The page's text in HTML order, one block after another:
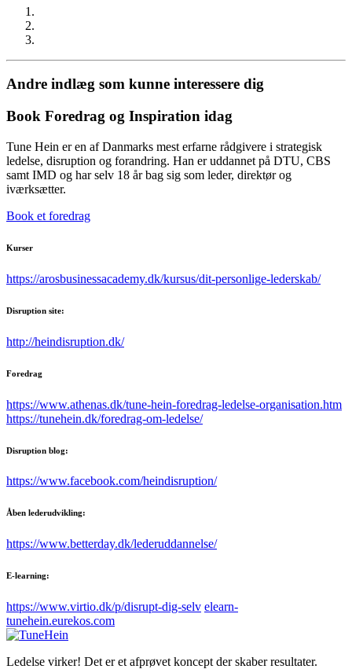
Andre indlæg som kunne interessere dig
Book Foredrag og Inspiration idag
Tune Hein er en af Danmarks mest erfarne rådgivere i strategisk
ledelse, disruption og forandring. Han er uddannet på DTU, CBS
samt IMD og har selv 18 år bag sig som leder, direktør og
iværksætter.
Book et foredrag
Kurser
https://arosbusinessacademy.dk/kursus/dit-personlige-lederskab/
Disruption site:
http://heindisruption.dk/
Foredrag
https://www.athenas.dk/tune-hein-foredrag-ledelse-organisation.htm
https://tunehein.dk/foredrag-om-ledelse/
Disruption blog:
https://www.facebook.com/heindisruption/
Åben lederudvikling:
https://www.betterday.dk/lederuddannelse/
E-learning:
https://www.virtio.dk/p/disrupt-dig-selv elearn-
tunehein.eurekos.com
Ledelse virker! Det er et afprøvet koncept der skaber resultater.